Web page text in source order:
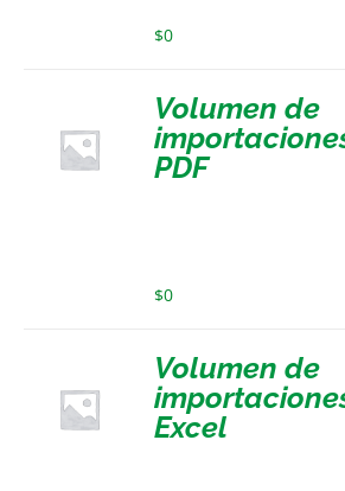
$0
Volumen de
PDF
$0
Volumen de
Excel